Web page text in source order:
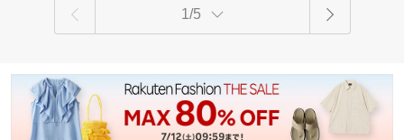
1/5